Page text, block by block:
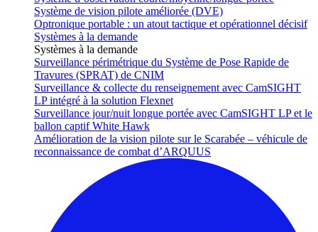
Système de vision pilote améliorée (DVE)
Optronique portable : un atout tactique et opérationnel décisif
Systèmes à la demande
Systèmes à la demande
Surveillance périmétrique du Système de Pose Rapide de
Travures (SPRAT) de CNIM
Surveillance & collecte du renseignement avec CamSIGHT
LP intégré à la solution Flexnet
Surveillance jour/nuit longue portée avec CamSIGHT LP et le
ballon captif White Hawk
Amélioration de la vision pilote sur le Scarabée – véhicule de
reconnaissance de combat d’ARQUUS